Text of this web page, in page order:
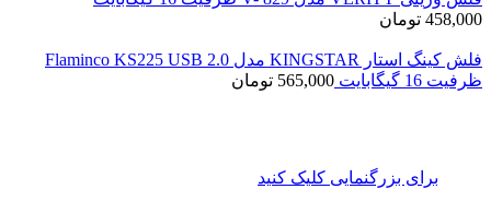
458,000 تومان
فلش کینگ استار KINGSTAR مدل Flaminco KS225 USB 2.0
ظرفیت 16 گیگابایت
565,000 تومان
برای بزرگنمایی کلیک کنید